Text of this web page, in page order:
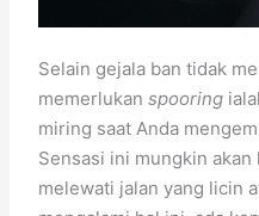
Selain gejala ban tidak
memerlukanspooring
miring saat Anda
Sensasi ini mungkin
melewati jalan yang licin